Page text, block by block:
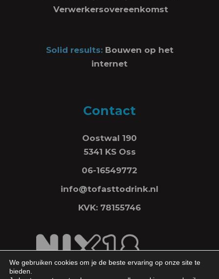
Verwerkersovereenkomst
Solid results: Bouwen op het
internet
Contact
Oostwal 190
5341 KS Oss
06-16549772
info@tofasttodrink.nl
KVK: 78155746
We gebruiken cookies om je de beste ervaring op onze site te
bieden.